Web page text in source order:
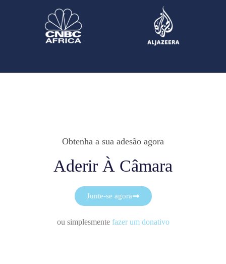
Obtenha a sua adesão agora
Aderir À Câmara
Junte-se agora
ou simplesmente fazer um donativo